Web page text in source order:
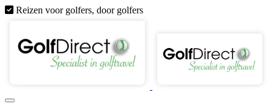
Reizen voor golfers, door golfers